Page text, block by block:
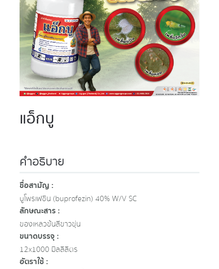
แอ็กบู
คำอธิบาย
ชื่อสามัญ :
บูโพรเฟซิน (buprofezin) 40% W/V SC
ลักษณะสาร :
ของเหลวข้นสีขาวขุ่น
ขนาดบรรจุ :
12x1000 มิลลิลิตร
อัตราใช้ :